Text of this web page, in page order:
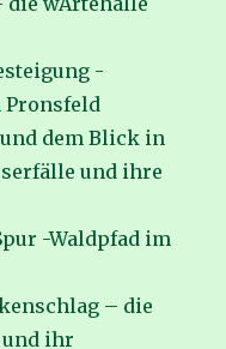
-
Pronsfeld
dem Blick in
und ihre
-Waldpfad im
– die
und ihr